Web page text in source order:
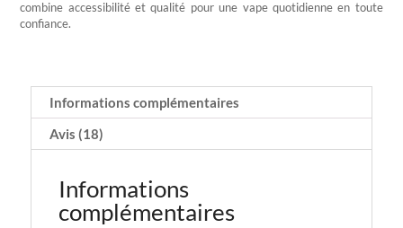
combine accessibilité et qualité pour une vape quotidienne en toute
confiance.
Informations complémentaires
Avis (18)
Informations
complémentaires